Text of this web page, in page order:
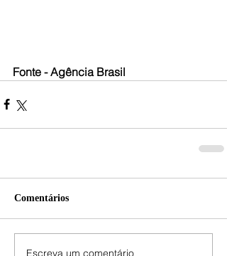
Fonte - Agência Brasil
Comentários